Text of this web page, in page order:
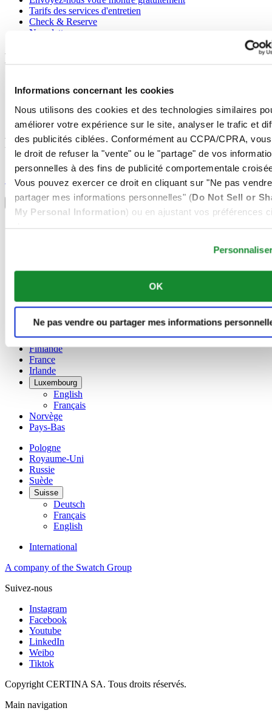
Informations concernant les cookies
Nous utilisons des cookies et des technologies similaires
améliorer votre expérience sur le site, analyser le trafic et
des publicités ciblées. Conformément au CCPA/CPRA,
le droit de refuser la "vente" ou le "partage" de vos
personnelles à des fins de publicité comportementale
Vous pouvez exercer ce droit en cliquant sur "Ne pas
partager mes informations personnelles" (Do Not Sell or
My Personal Information) ou en ajustant vos préférences
OK
Ne pas vendre ou partager mes informations
Tarifs des services d'entretien
Check & Reserve
Newsletter
Mentions légales
Déclaration de Confidentialité
Informations concernant les cookies
Rejoignez le club CERTINA
S'inscrire pour recevoir des informations exclusives
S'inscrire
Sélectionner un pays/une région
Sélecteur de langue
Français
简体中文
Danemark
Espagne
Finlande
France
Irlande
Luxembourg
English
Français
Norvège
Pays-Bas
Pologne
Royaume-Uni
Russie
Suède
Suisse
Deutsch
Français
English
International
A company of the Swatch Group
Suivez-nous
Instagram
Facebook
Youtube
LinkedIn
Weibo
Tiktok
Copyright CERTINA SA. Tous droits réservés.
Main navigation